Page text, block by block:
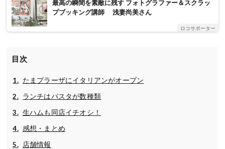
最高の瞬間を素敵に残す フォトグラファー＆スクラッ
プブッキング講師 浅妻尚美さん
ロコサポーター
目次
たまプラーザにイタリアンがオープン
ランチはパスタが数種類
生ハムも同店イチオシ！
感想・まとめ
店舗情報